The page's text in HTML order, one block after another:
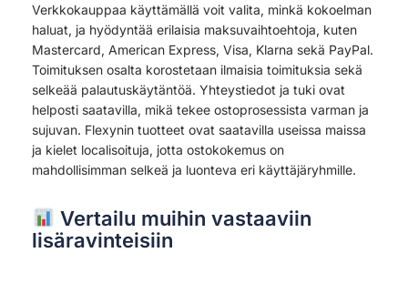
Verkkokauppaa käyttämällä voit valita, minkä kokoelman
haluat, ja hyödyntää erilaisia maksuvaihtoehtoja, kuten
Mastercard, American Express, Visa, Klarna sekä PayPal.
Toimituksen osalta korostetaan ilmaisia toimituksia sekä
selkeää palautuskäytäntöä. Yhteystiedot ja tuki ovat
helposti saatavilla, mikä tekee ostoprosessista varman ja
sujuvan. Flexynin tuotteet ovat saatavilla useissa maissa
ja kielet localisoituja, jotta ostokokemus on
mahdollisimman selkeä ja luonteva eri käyttäjäryhmille.
Vertailu muihin vastaaviin
lisäravinteisiin